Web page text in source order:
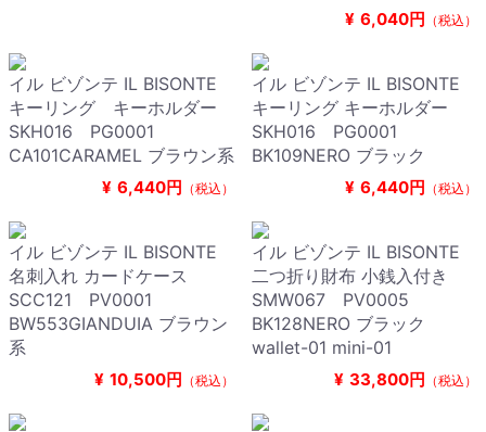
¥ 6,040円 （税込）
イル ビゾンテ IL BISONTE
キーリング キーホルダー
SKH016 PG0001
CA101CARAMEL ブラウン系
¥ 6,440円 （税込）
イル ビゾンテ IL BISONTE
キーリング キーホルダー
SKH016 PG0001
BK109NERO ブラック
¥ 6,440円 （税込）
イル ビゾンテ IL BISONTE
名刺入れ カードケース
SCC121 PV0001
BW553GIANDUIA ブラウン
系
¥ 10,500円 （税込）
イル ビゾンテ IL BISONTE
二つ折り財布 小銭入付き
SMW067 PV0005
BK128NERO ブラック
wallet-01 mini-01
¥ 33,800円 （税込）